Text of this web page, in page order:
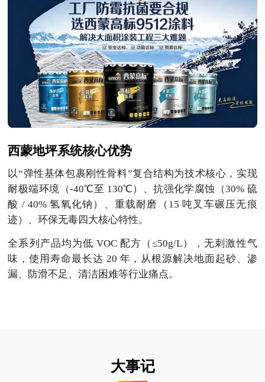
西蒙地坪系统核心优势
以“弹性基体包裹刚性骨料”复合结构为技术核心，实现
耐极端环境（-40℃至 130℃）、抗强化学腐蚀（30% 硫
酸 / 40% 氢氧化钠）、重载耐磨（15 吨叉车碾压无痕
迹）、环保无毒四大核心特性。
全系列产品均为低 VOC 配方（≤50g/L），无刺激性气
味，使用寿命最长达 20 年，从根源解决地面起砂、渗
漏、防滑不足、清洁困难等行业痛点。
大事记